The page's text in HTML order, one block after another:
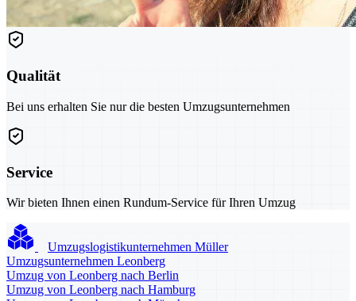
Qualität
Bei uns erhalten Sie nur die besten Umzugsunternehmen
Service
Wir bieten Ihnen einen Rundum-Service für Ihren Umzug
Umzugslogistikunternehmen Müller
Umzugsunternehmen Leonberg
Umzug von Leonberg nach Berlin
Umzug von Leonberg nach Hamburg